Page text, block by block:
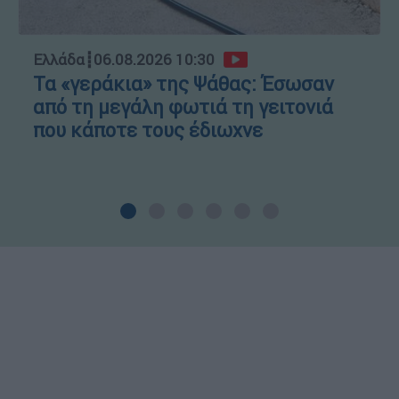
Ελλάδα┋06.08.2026 10:30
Τα «γεράκια» της Ψάθας: Έσωσαν
από τη μεγάλη φωτιά τη γειτονιά
που κάποτε τους έδιωχνε